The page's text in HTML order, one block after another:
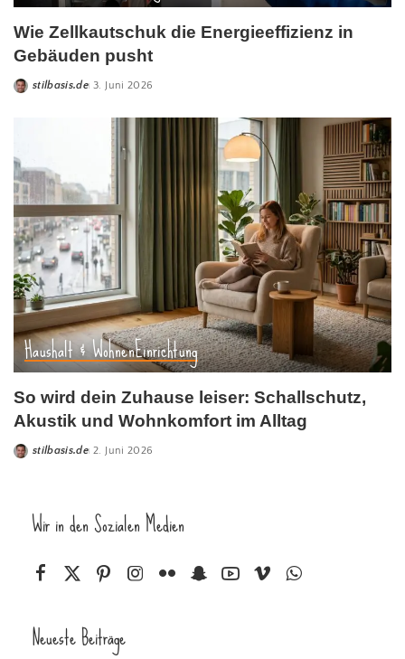
Wie Zellkautschuk die Energieeffizienz in
Gebäuden pusht
stilbasis.de 3. Juni 2026
Haushalt & WohnenEinrichtung
So wird dein Zuhause leiser: Schallschutz,
Akustik und Wohnkomfort im Alltag
stilbasis.de 2. Juni 2026
Wir in den Sozialen Medien
Neueste Beiträge